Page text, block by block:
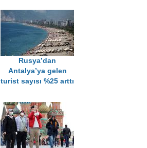
Rusya’dan
Antalya’ya gelen
turist sayısı %25 arttı